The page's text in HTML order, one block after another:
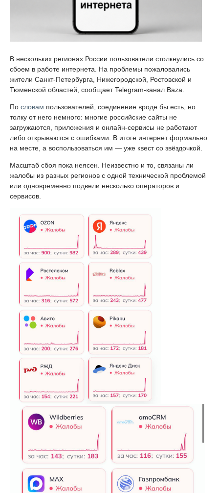
В нескольких регионах России пользователи столкнулись со
сбоем в работе интернета. На проблемы пожаловались
жители Санкт-Петербурга, Нижегородской, Ростовской и
Тюменской областей, сообщает Telegram-канал Baza.
По словам пользователей, соединение вроде бы есть, но
толку от него немного: многие российские сайты не
загружаются, приложения и онлайн-сервисы не работают
либо открываются с ошибками. В итоге интернет формально
на месте, а воспользоваться им — уже квест со звёздочкой.
Масштаб сбоя пока неясен. Неизвестно и то, связаны ли
жалобы из разных регионов с одной технической проблемой
или одновременно подвели несколько операторов и
сервисов.